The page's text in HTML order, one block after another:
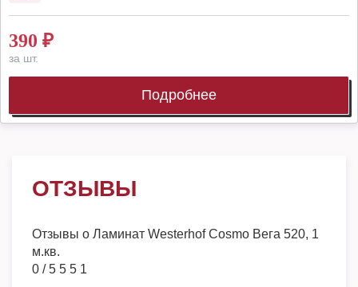
390 ₽
за шт.
Подробнее
ОТЗЫВЫ
Отзывы о Ламинат Westerhof Cosmo Вега 520, 1
м.кв.
0 /5 5 5 1